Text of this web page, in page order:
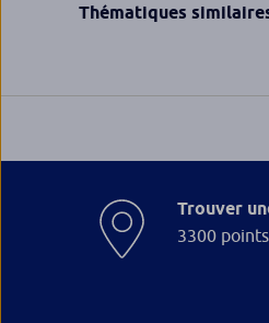
Thématiques
Trouver
3300